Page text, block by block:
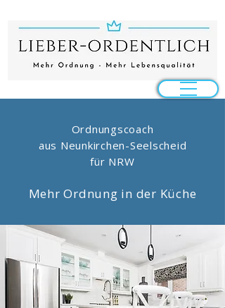
Ordnungscoach
aus Neunkirchen-Seelscheid
für NRW
Mehr Ordnung in der Küche